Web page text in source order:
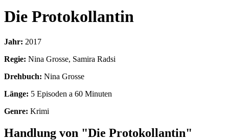
Die Protokollantin
Jahr: 2017
Regie: Nina Grosse, Samira Radsi
Drehbuch: Nina Grosse
Länge: 5 Episoden a 60 Minuten
Genre: Krimi
Handlung von "Die Protokollantin"